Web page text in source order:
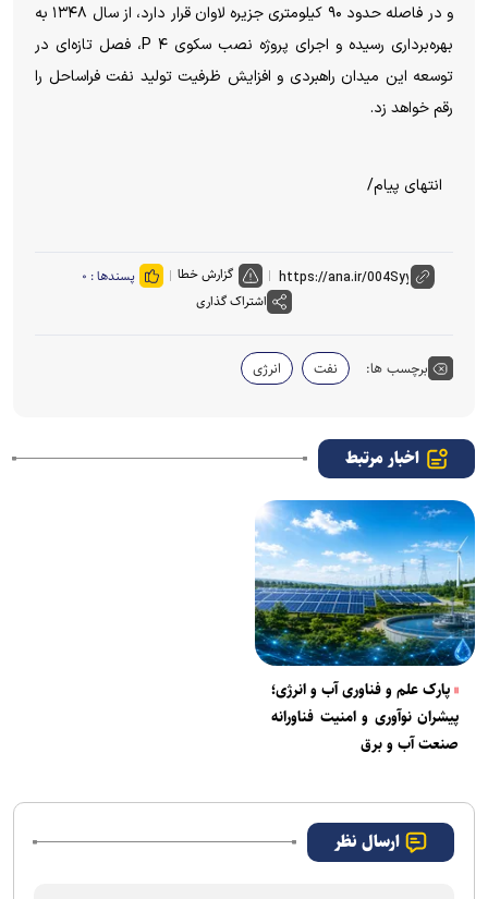
و در فاصله حدود ۹۰ کیلومتری جزیره لاوان قرار دارد، از سال ۱۳۴۸ به
بهره‌برداری رسیده و اجرای پروژه نصب سکوی P ۴، فصل تازه‌ای در
توسعه این میدان راهبردی و افزایش ظرفیت تولید نفت فراساحل را
رقم خواهد زد.
انتهای پیام/
گزارش خطا پسندها : ۰
اشتراک گذاری
برچسب ها: نفت انرژی
اخبار مرتبط
پارک علم و فناوری آب و انرژی؛
پیشران نوآوری و امنیت فناورانه
صنعت آب و برق
ارسال نظر